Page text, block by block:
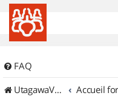
FAQ
UtagawaVTT (Randos VTT et VTTAE avec traces GPS)
Accueil